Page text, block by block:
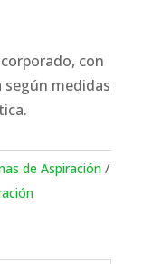
con
medidas
de Aspiración